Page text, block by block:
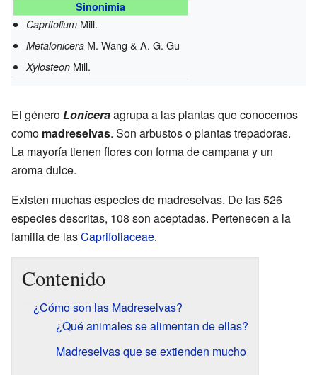
Sinonimia
CaprifoliumMill.
MetaloniceraM. Wang & A. G. Gu
XylosteonMill.
El géneroLoniceraagrupa a las plantas que conocemos
como madreselvas. Son arbustos o plantas trepadoras.
La mayoría tienen flores con forma de campana y un
aroma dulce.
Existen muchas especies de madreselvas. De las 526
especies descritas, 108 son aceptadas. Pertenecen a la
familia de lasCaprifoliaceae.
Contenido
¿Cómo son las Madreselvas?
¿Qué animales se alimentan de ellas?
Madreselvas que se extienden mucho